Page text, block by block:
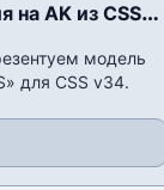
на AK из CSS»
модель
для CSS v34.